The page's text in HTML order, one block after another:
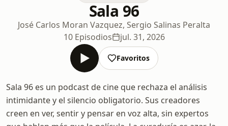
Sala 96
José Carlos Moran Vazquez, Sergio Salinas Peralta
10 Episodios
jul. 31, 2026
Favoritos
Sala 96 es un podcast de cine que rechaza el análisis
intimidante y el silencio obligatorio. Sus creadores
creen en ver, sentir y pensar en voz alta, sin expertos